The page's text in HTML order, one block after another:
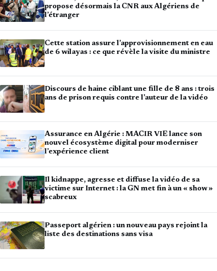
propose désormais la CNR aux Algériens de
l’étranger
Cette station assure l’approvisionnement en eau
de 6 wilayas : ce que révèle la visite du ministre
Discours de haine ciblant une fille de 8 ans : trois
ans de prison requis contre l’auteur de la vidéo
Assurance en Algérie : MACIR VIE lance son
nouvel écosystème digital pour moderniser
l’expérience client
Il kidnappe, agresse et diffuse la vidéo de sa
victime sur Internet : la GN met fin à un « show »
scabreux
Passeport algérien : un nouveau pays rejoint la
liste des destinations sans visa